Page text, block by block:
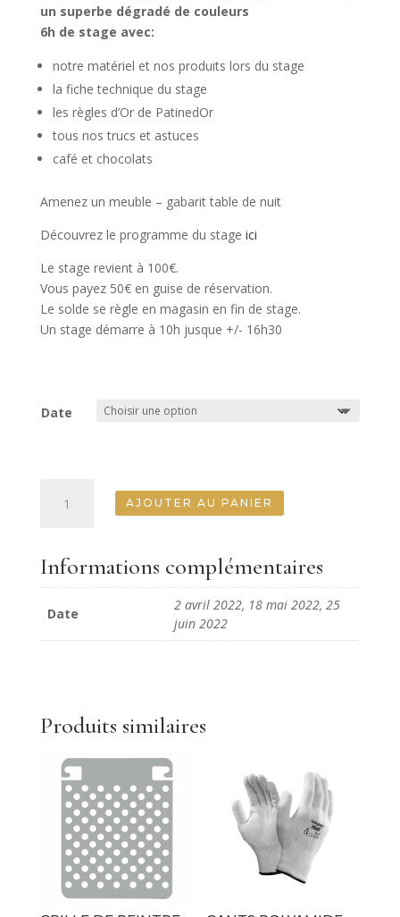
un superbe dégradé de couleurs
6h de stage avec:
notre matériel et nos produits lors du stage
la fiche technique du stage
les règles d’Or de PatinedOr
tous nos trucs et astuces
café et chocolats
Amenez un meuble – gabarit table de nuit
Découvrez le programme du stage ici
Le stage revient à 100€.
Vous payez 50€ en guise de réservation.
Le solde se règle en magasin en fin de stage.
Un stage démarre à 10h jusque +/- 16h30
Date
de
Couleurs
AJOUTER AU PANIER
Informations complémentaires
Date
2 avril 2022, 18 mai 2022, 25
juin 2022
Produits similaires